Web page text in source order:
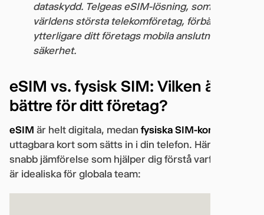
dataskydd. Telgeas eSIM-lösning, som stöds av
världens största telekomföretag, förbättrar
ytterligare ditt företags mobila anslutning och
säkerhet.
eSIM vs. fysisk SIM: Vilken är
bättre för ditt företag?
eSIM är helt digitala, medan fysiska SIM-kort
uttagbara kort som sätts in i din telefon. Här är en
snabb jämförelse som hjälper dig förstå varför eSIM
är idealiska för globala team: